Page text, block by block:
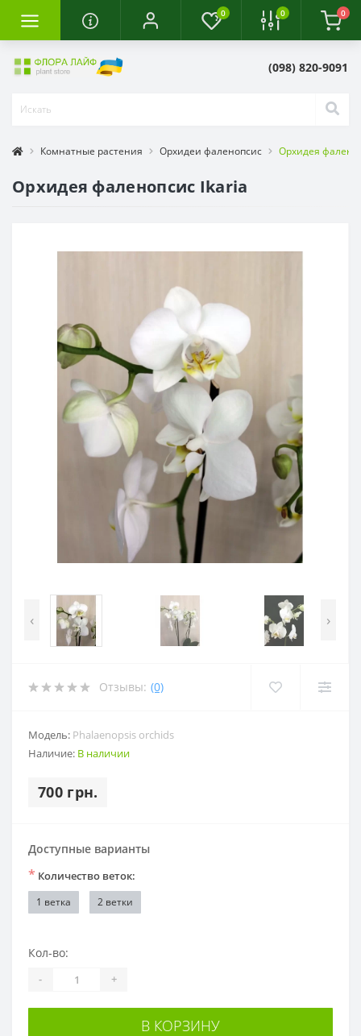
0 0 0
(098) 820-9091
Комнатные растения Орхидеи фаленопсис Орхидея
Орхидея фаленопсис Ikaria
‹ ›
Отзывы: (0)
Модель: Phalaenopsis orchids
Наличие: В наличии
700 грн.
Доступные варианты
* Количество веток:
1 ветка 2 ветки
Кол-во:
- +
В КОРЗИНУ